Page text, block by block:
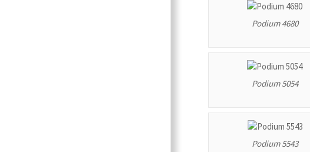
Podium 4680
Podium 5054
Podium 5543